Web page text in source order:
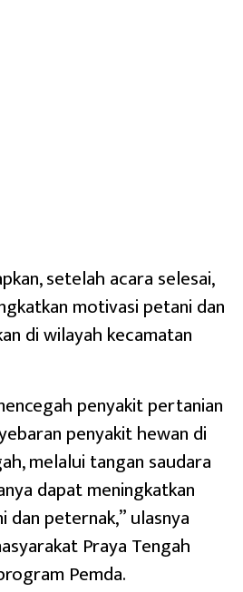
setelah acara selesai,
motivasi petani dan
di wilayah kecamatan
penyakit pertanian
penyakit hewan di
melalui tangan saudara
dapat meningkatkan
peternak,” ulasnya
Praya Tengah
Pemda.